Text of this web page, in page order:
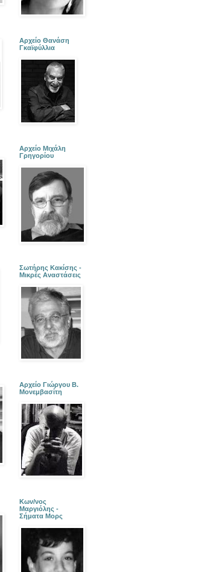
Αρχείο Θανάση
Γκαϊφύλλια
Αρχείο Μιχάλη
Γρηγορίου
Σωτήρης Κακίσης -
Μικρές Αναστάσεις
Αρχείο Γιώργου Β.
Μονεμβασίτη
Κων/νος
Μαργιόλης -
Σήματα Μορς